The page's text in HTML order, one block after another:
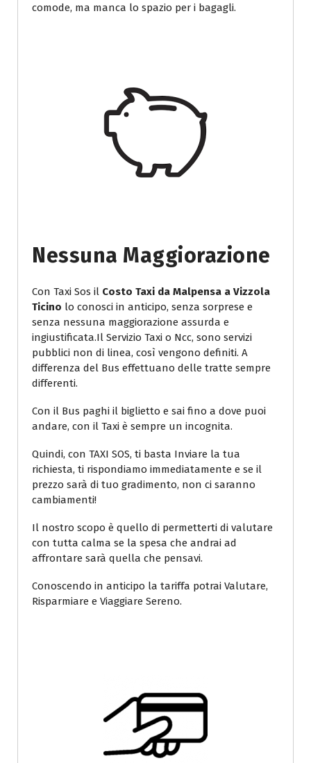
comode, ma manca lo spazio per i bagagli.
Nessuna Maggiorazione
Con Taxi Sos il Costo Taxi da Malpensa a Vizzola
Ticino lo conosci in anticipo, senza sorprese e
senza nessuna maggiorazione assurda e
ingiustificata.Il Servizio Taxi o Ncc, sono servizi
pubblici non di linea, così vengono definiti. A
differenza del Bus effettuano delle tratte sempre
differenti.
Con il Bus paghi il biglietto e sai fino a dove puoi
andare, con il Taxi è sempre un incognita.
Quindi, con TAXI SOS, ti basta Inviare la tua
richiesta, ti rispondiamo immediatamente e se il
prezzo sarà di tuo gradimento, non ci saranno
cambiamenti!
Il nostro scopo è quello di permetterti di valutare
con tutta calma se la spesa che andrai ad
affrontare sarà quella che pensavi.
Conoscendo in anticipo la tariffa potrai Valutare,
Risparmiare e Viaggiare Sereno.